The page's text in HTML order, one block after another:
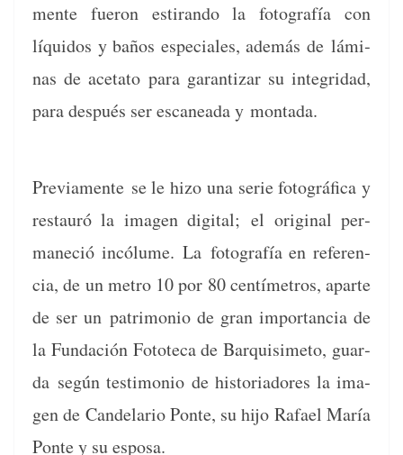
mente fueron esti­ran­do la fotografía con
líqui­dos y baños espe­ciales, además de lámi­
nas de aceta­to para garan­ti­zar su inte­gri­dad,
para después ser escanea­da y mon­ta­da.
Pre­vi­a­mente se le hizo una serie fotográ­fi­ca y
restau­ró la ima­gen dig­i­tal;el orig­i­nal per­
maneció incólume.La fotografía en ref­er­en­
cia, de un metro 10 por 80 cen­tímet­ros, aparte
de ser un pat­ri­mo­nio de gran impor­tan­cia de
la Fun­dación Fotote­ca de Bar­quisime­to, guar­
da según tes­ti­mo­nio de his­to­ri­adores la ima­
gen de Can­de­lario Ponte, su hijo Rafael María
Ponte y su esposa.